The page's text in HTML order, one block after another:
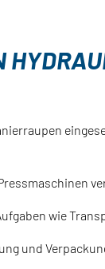
wie
und